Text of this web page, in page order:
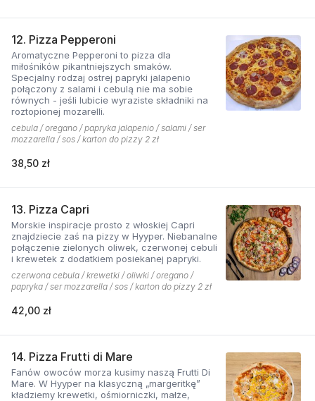
12. Pizza Pepperoni
Aromatyczne Pepperoni to pizza dla
miłośników pikantniejszych smaków.
Specjalny rodzaj ostrej papryki jalapenio
połączony z salami i cebulą nie ma sobie
równych - jeśli lubicie wyraziste składniki na
roztopionej mozarelli.
cebula / oregano / papryka jalapenio / salami / ser
mozzarella / sos / karton do pizzy 2 zł
38,50 zł
13. Pizza Capri
Morskie inspiracje prosto z włoskiej Capri
znajdziecie zaś na pizzy w Hyyper. Niebanalne
połączenie zielonych oliwek, czerwonej cebuli
i krewetek z dodatkiem posiekanej papryki.
czerwona cebula / krewetki / oliwki / oregano /
papryka / ser mozzarella / sos / karton do pizzy 2 zł
42,00 zł
14. Pizza Frutti di Mare
Fanów owoców morza kusimy naszą Frutti Di
Mare. W Hyyper na klasyczną „margeritkę”
kładziemy krewetki, ośmiorniczki, małże,